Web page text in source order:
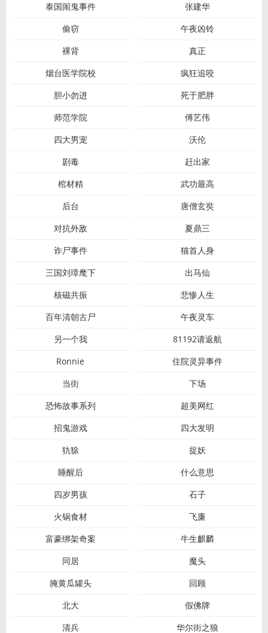
泰国闹鬼事件
张建华
偷窃
午夜凶铃
裸背
真正
烟台医学院校
疯狂追咬
胆小勿进
死于肥胖
师范学院
傅艺伟
四大男宠
沃伦
剧毒
赶出家
棺材精
武功最高
后台
唐僧玄奘
对抗外敌
夏鼎三
诈尸事件
猫首人身
三国刘璋麾下
出马仙
核磁共振
悲惨人生
百年清朝古尸
午夜灵车
另一个我
81192请返航
Ronnie
住院灵异事件
当街
下场
恐怖故事系列
超美网红
招鬼游戏
四大发明
犰狳
捉妖
睡醒后
什么意思
四岁男孩
石子
火锅食材
飞廉
富豪绑架奇案
牛生麒麟
同居
魔头
腌黄瓜罐头
回顾
北大
假佛牌
清兵
华尔街之狼